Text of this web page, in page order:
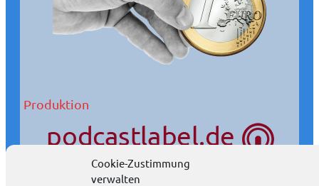
Cookie-Zustimmung
verwalten
Produktion
Wir produzieren Podcasts auch in Ihrem Auftrag.